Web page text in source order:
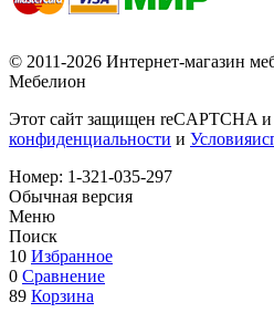
© 2011-2026 Интернет-магазин
Мебелион
Этот сайт защищен reCAPTCHA
конфиденциальности и
Номер: 1-321-035-297
Обычная версия
Меню
Поиск
10 Избранное
0 Сравнение
89 Корзина